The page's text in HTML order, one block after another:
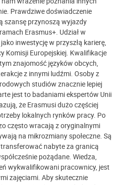
Prawdziwe doświadczenie
szansę przynoszą wyjazdy
Erasmus+. Udział w
inwestycję w przyszłą karierę,
Komisji Europejskiej. Kwalifikacje
znajomość języków obcych,
z innymi ludźmi. Osoby z
studiów znacznie lepiej
jest to badaniami ekspertów Unii
że Erasmusi dużo częściej
lokalnych rynków pracy. Po
często wracają z oryginalnymi
na mikrozmiany społeczne. Są
nabyte za granicą
pożądane. Wiedza,
wykwalifikowani pracownicy, jest
zajęciami. Aby skutecznie